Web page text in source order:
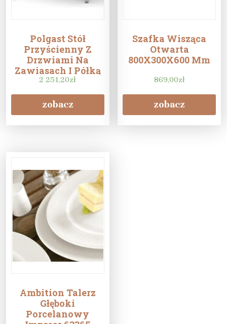
Polgast Stół
Przyścienny Z
Drzwiami Na
Zawiasach I Półką
Szafka Po Lewej
Stronie 1500
700X850Mm
126157L
2 251,20zł
zobacz
Szafka Wisząca
Otwarta
800X300X600 Mm
869,00zł
zobacz
Ambition Talerz
Głęboki
Porcelanowy